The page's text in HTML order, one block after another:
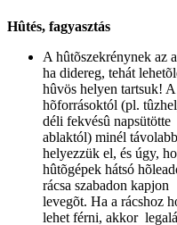
Hûtés, fagyasztás
A hûtõszekrénynek az
ha didereg, tehát
hûvös helyen tartsuk! A
hõforrásoktól (pl.
déli fekvésû napsütötte
ablaktól) minél távolabb
helyezzük el, és úgy,
hûtõgépek hátsó
rácsa szabadon kapjon
levegõt. Ha a rácshoz
lehet férni, akkor